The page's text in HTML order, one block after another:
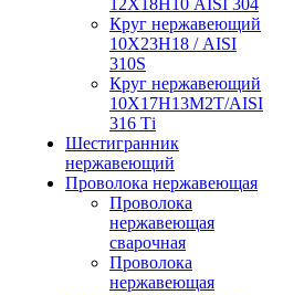
12Х18Н10 AISI 304
Круг нержавеющий
10Х23Н18 / AISI
310S
Круг нержавеющий
10Х17Н13М2Т/AISI
316 Тi
Шестигранник
нержавеющий
Проволока нержавеющая
Проволока
нержавеющая
сварочная
Проволока
нержавеющая